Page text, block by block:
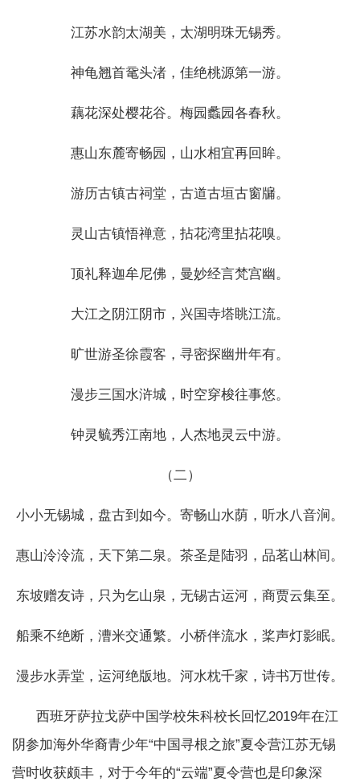
江苏水韵太湖美，太湖明珠无锡秀。
神龟翘首鼋头渚，佳绝桃源第一游。
藕花深处樱花谷。梅园蠡园各春秋。
惠山东麓寄畅园，山水相宜再回眸。
游历古镇古祠堂，古道古垣古窗牖。
灵山古镇悟禅意，拈花湾里拈花嗅。
顶礼释迦牟尼佛，曼妙经言梵宫幽。
大江之阴江阴市，兴国寺塔眺江流。
旷世游圣徐霞客，寻密探幽卅年有。
漫步三国水浒城，时空穿梭往事悠。
钟灵毓秀江南地，人杰地灵云中游。
（二）
小小无锡城，盘古到如今。寄畅山水荫，听水八音涧。
惠山泠泠流，天下第二泉。茶圣是陆羽，品茗山林间。
东坡赠友诗，只为乞山泉，无锡古运河，商贾云集至。
船乘不绝断，漕米交通繁。小桥伴流水，桨声灯影眠。
漫步水弄堂，运河绝版地。河水枕千家，诗书万世传。
西班牙萨拉戈萨中国学校朱科校长回忆2019年在江
阴参加海外华裔青少年“中国寻根之旅”夏令营江苏无锡
营时收获颇丰，对于今年的“云端”夏令营也是印象深